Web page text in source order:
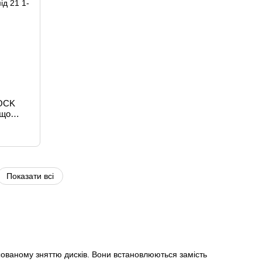
зняттю дисків. Вони встановлюються замість
+
Показати всі